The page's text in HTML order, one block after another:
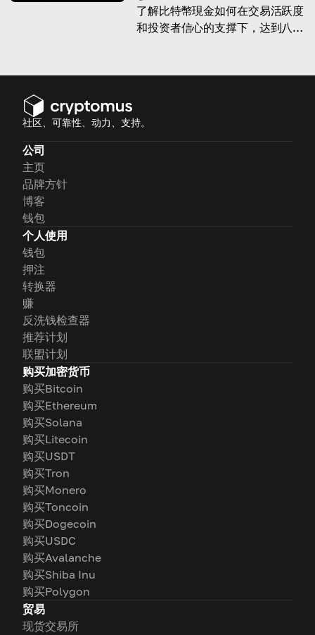
了解比特幣現金如何在交易活跃度
和投资者信心的支撑下，达到八个
社区、可靠性、动力、支持。
公司
主页
品牌方针
博客
钱包
个人使用
钱包
押注
转换器
赚
反洗钱检查器
推荐计划
联盟计划
购买加密货币
购买Bitcoin
购买Ethereum
购买Solana
购买Litecoin
购买USDT
购买Tron
购买Monero
购买Toncoin
购买Dogecoin
购买USDC
购买Avalanche
购买Shiba Inu
购买Polygon
贸易
现货交易所